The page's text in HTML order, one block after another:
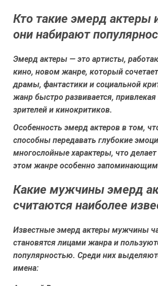
Кто такие эмерд актеры
они набирают
Эмерд актеры — это артисты,
кино, новом жанре, который
драмы, фантастики и социальной
жанр быстро развивается,
зрителей и кинокритиков.
Особенность эмерд актеров в том,
способны передавать глубокие
многослойные характеры, что
этом жанре особенно
Какие мужчины эмерд
считаются наиболее
Известные эмерд актеры мужчины
становятся лицами жанра и
популярностью. Среди них
имена: